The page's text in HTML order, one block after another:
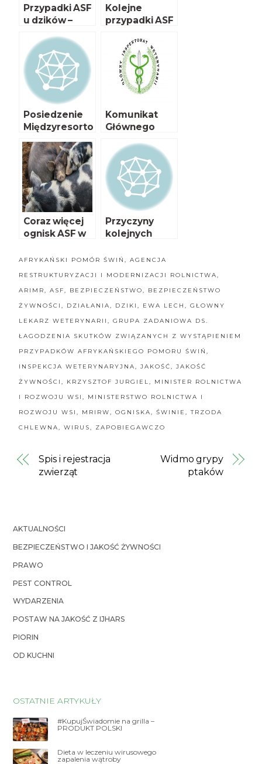
Przypadki ASF
u dzików –
Kolejne
przypadki ASF
Posiedzenie
Międzyresorto
wego Zespołu
ds. ASF
Komunikat
Głównego
Weterynarii
Coraz więcej
ognisk ASF w
​Przyczyny
kolejnych
AFRYKAŃSKI POMÓR ŚWIŃ,AGENCJA
RESTRUKTURYZACJI I MODERNIZACJI ROLNICTWA,
ARIMR,ASF, BEZPIECZEŃSTWO, BEZPIECZEŃSTWO
ŻYWNOŚCI, DZIAŁANIA, DZIKI, EWA LECH,GŁOWNY
LEKARZ WETERYNARII,GRUPA ZADANIOWA DS.
ŁAGODZENIA SKUTKÓW ZWIĄZANYCH Z WYSTĄPIENIEM
PRZYPADKÓW AFRYKAŃSKIEGO POMORU ŚWIŃ,
INSPEKCJA WETERYNARYJNA,JAKOŚĆ,JAKOŚĆ
ŻYWNOŚCI, KRZYSZTOF JURGIEL, MINISTER ROLNICTWA
I ROZWOJU WSI, MINISTERSTWO ROLNICTWA I
ROZWOJU WSI, MRIRW,OGNISKA,ŚWINIE,TRZODA
CHLEWNA,WIRUS, ZAPOBIEGAWCZO
Spis i rejestracja
zwierząt
Widmo grypy
ptaków
AKTUALNOŚCI
BEZPIECZEŃSTWO I JAKOŚĆ ŻYWNOŚCI
PRAWO
PEST CONTROL
WYDARZENIA
POSTAW NA JAKOŚĆ Z IJHARS
PIORIN
OD KUCHNI
OSTATNIE ARTYKUŁY
#KupujŚwiadomie na grilla –
PRODUKT POLSKI
Dieta w leczeniu wirusowego
zapalenia wątroby